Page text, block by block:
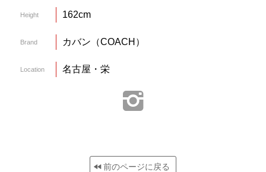
Height 162cm
Brand カバン（COACH）
Location 名古屋・栄
前のページに戻る